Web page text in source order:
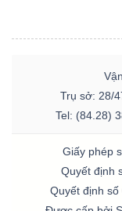
Trụ sở: 28/
Tel: (84.28)
Giấy phép
Quyết định
Quyết định